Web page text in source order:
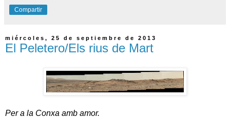
Compartir
miércoles, 25 de septiembre de 2013
El Peletero/Els rius de Mart
Per a la Conxa amb amor.